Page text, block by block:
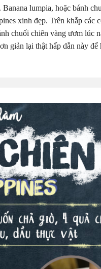
lumpia, hoặc bánh
xinh đẹp. Trên khắp các
chuối chiên vàng ươm lúc
giản lại thật hấp dẫn này để